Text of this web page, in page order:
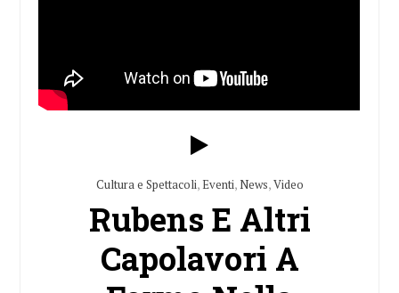
Cultura e Spettacoli,Eventi,News,Video
Rubens E Altri
Capolavori A